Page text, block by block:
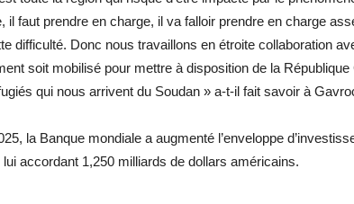
il faut prendre en charge, il va falloir prendre en charge
difficulté. Donc nous travaillons en étroite collaboration
soit mobilisé pour mettre à disposition de la
qui nous arrivent du Soudan » a-t-il fait savoir à
la Banque mondiale a augmenté l’enveloppe
accordant 1,250 milliards de dollars américains.